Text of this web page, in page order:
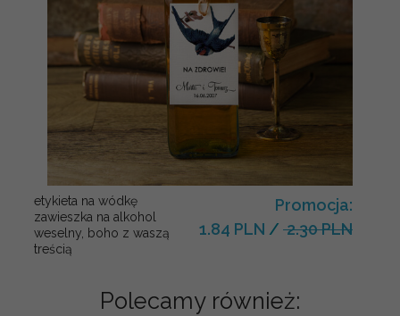
etykieta na wódkę
zawieszka na alkohol
weselny, boho z waszą
treścią
Promocja:
1.84 PLN / 2.30 PLN
Polecamy również: